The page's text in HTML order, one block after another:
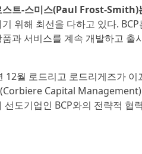
스트-스미스(Paul Frost-Smith)
위해 최선을 다하고 있다.
과 서비스를 계속 개발하고 출
12월 로드리고 로드리게즈가
Capital
도기업인 BCP와의 전략적 협